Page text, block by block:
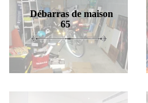
Débarras de maison
65